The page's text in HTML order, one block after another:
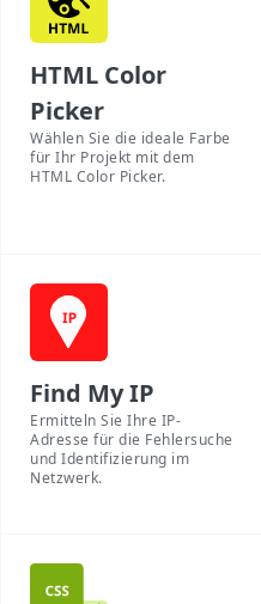
HTML Color
Picker
Wählen Sie die ideale Farbe
für Ihr Projekt mit dem
HTML Color Picker.
Find My IP
Ermitteln Sie Ihre IP-
Adresse für die Fehlersuche
und Identifizierung im
Netzwerk.